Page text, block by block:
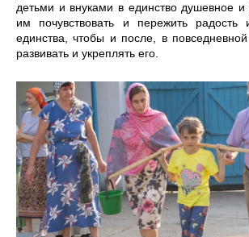
детьми и внуками в единство душевное и
им почувствовать и пережить радость
единства, чтобы и после, в повседневной
развивать и укреплять его.